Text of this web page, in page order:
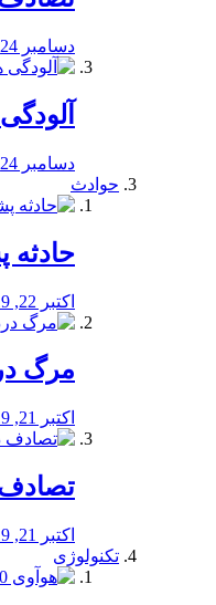
دسامبر 24, 2019
دسامبر 24, 2019
حوادث
️حادثه
اکتبر 22, 2019
مرگ
اکتبر 21, 2019
اکتبر 21, 2019
تکنولوژی